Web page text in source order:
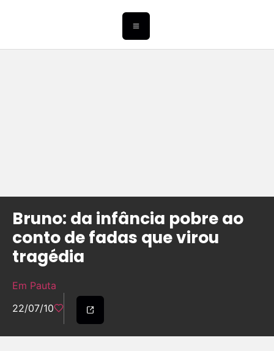
Bruno: da infância pobre ao
conto de fadas que virou
tragédia
Em Pauta
22/07/10